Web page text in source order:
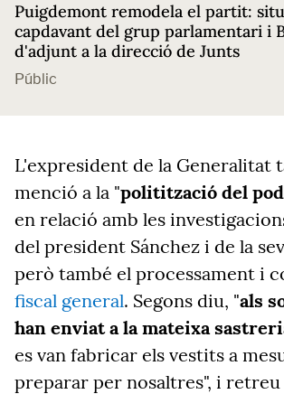
Puigdemont remodela el partit:
capdavant del grup parlamentari i
d'adjunt a la direcció de Junts
Públic
L'expresident de la Generalitat
menció a la "politització del
en relació amb les
del president Sánchez i de la
però també el processament i
fiscal general. Segons diu, "als
han enviat a la mateixa
es van fabricar els vestits a
preparar per nosaltres", i retreu